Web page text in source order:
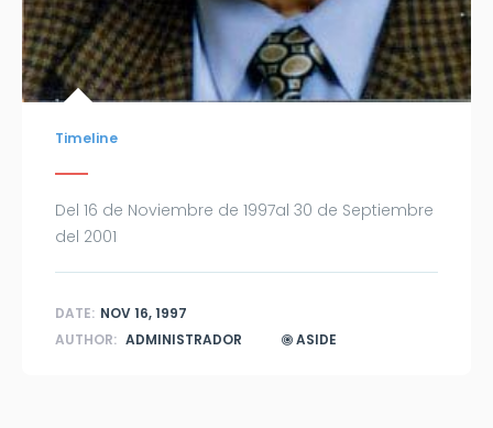
Timeline
Del 16 de Noviembre de 1997al 30 de Septiembre
del 2001
DATE: NOV 16, 1997
AUTHOR: ADMINISTRADOR ASIDE